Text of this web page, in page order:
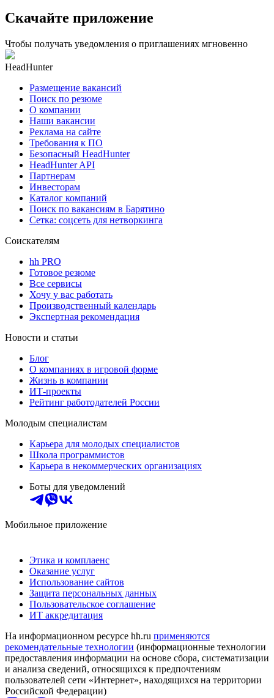
Скачайте приложение
Чтобы получать уведомления о приглашениях мгновенно
HeadHunter
Размещение вакансий
Поиск по резюме
О компании
Наши вакансии
Реклама на сайте
Требования к ПО
Безопасный HeadHunter
HeadHunter API
Партнерам
Инвесторам
Каталог компаний
Поиск по вакансиям в Барятино
Сетка: соцсеть для нетворкинга
Соискателям
hh PRO
Готовое резюме
Все сервисы
Хочу у вас работать
Производственный календарь
Экспертная рекомендация
Новости и статьи
Блог
О компаниях в игровой форме
Жизнь в компании
ИТ-проекты
Рейтинг работодателей России
Молодым специалистам
Карьера для молодых специалистов
Школа программистов
Карьера в некоммерческих организациях
Боты для уведомлений
Мобильное приложение
Этика и комплаенс
Оказание услуг
Использование сайтов
Защита персональных данных
Пользовательское соглашение
ИТ аккредитация
На информационном ресурсе hh.ru применяются
рекомендательные технологии (информационные технологии
предоставления информации на основе сбора, систематизации
и анализа сведений, относящихся к предпочтениям
пользователей сети «Интернет», находящихся на территории
Российской Федерации)